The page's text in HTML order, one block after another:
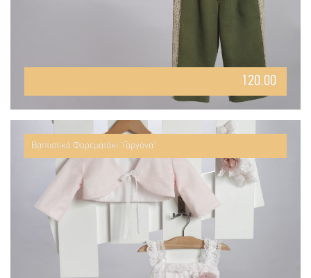
120.00
Βαπτιστικό Φορεματάκι "Γοργόνα"